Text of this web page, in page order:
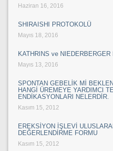
Haziran 16, 2016
SHIRAISHI PROTOKOLÜ
Mayıs 18, 2016
KATHRINS ve NIEDERBERGER
Mayıs 13, 2016
SPONTAN GEBELİK Mİ
HANGİ ÜREMEYE YARDIMCI
ENDİKASYONLARI NELERDİR.
Kasım 15, 2012
EREKSİYON İŞLEVİ
DEĞERLENDİRME FORMU
Kasım 15, 2012